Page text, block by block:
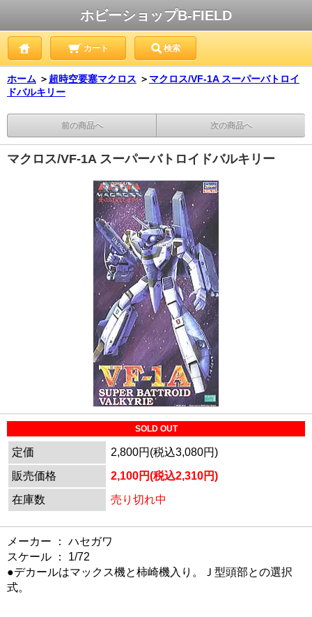
ホビーショップB-FIELD
カート 検索
ホーム ＞ 超時空要塞マクロス ＞ マクロス/VF-1A スーパーバトロイ
ドバルキリー
前の商品へ 次の商品へ
マクロス/VF-1A スーパーバトロイドバルキリー
SOLD OUT
定価
2,800円(税込3,080円)
販売価格
2,100円(税込2,310円)
在庫数
売り切れ中
メーカー ： ハセガワ
スケール ： 1/72
●デカールはマックス機と柿崎機入り。Ｊ型頭部との選択
式。